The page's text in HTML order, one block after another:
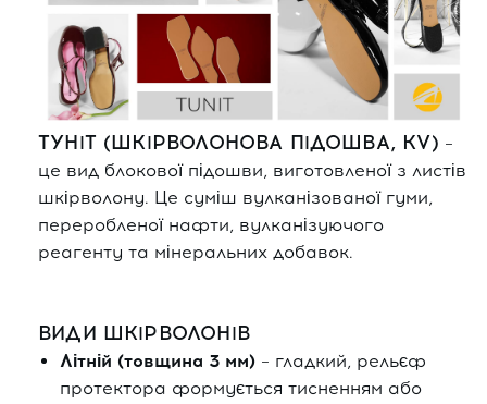
ТУНІТ (ШКІРВОЛОНОВА ПІДОШВА, KV) –
це вид блокової підошви, виготовленої з листів
шкірволону. Це суміш вулканізованої гуми,
переробленої нафти, вулканізуючого
реагенту та мінеральних добавок.
ВИДИ ШКІРВОЛОНІВ
Літній (товщина 3 мм) – гладкий, рельєф
протектора формується тисненням або